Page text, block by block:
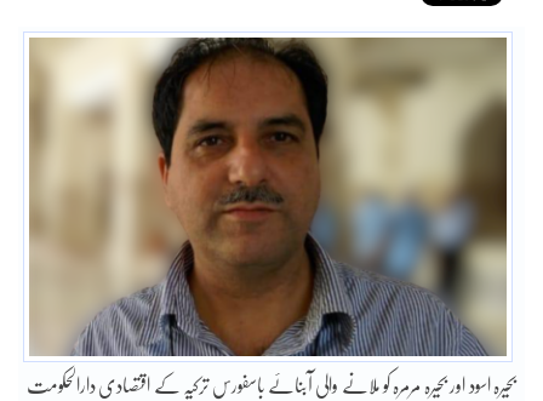
بحیرہ اسود اور بحیرہ مرمرہ کو ملانے والی آبنائے باسفورس ترکیہ کے اقتصادی دارالحکومت